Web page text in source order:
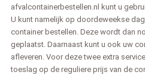
afvalcontainerbestellen.nl kunt u
U kunt namelijk op doordeweekse
container bestellen. Deze wordt dan
geplaatst. Daarnaast kunt u ook uw
afleveren. Voor deze twee extra
toeslag op de reguliere prijs van de